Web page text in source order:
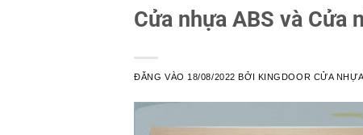
Cửa nhựa ABS và Cửa
ĐĂNG VÀO 18/08/2022 BỞI KINGDOOR CỬA